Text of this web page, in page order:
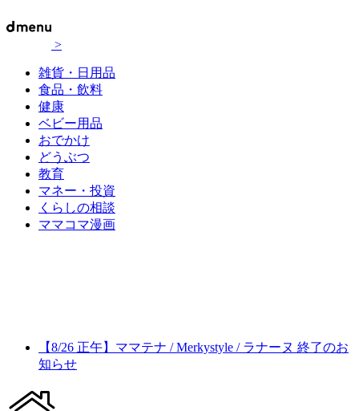
>
雑貨・日用品
食品・飲料
健康
ベビー用品
おでかけ
どうぶつ
教育
マネー・投資
くらしの相談
ママコマ漫画
【8/26 正午】ママテナ / Merkystyle / ラナーヌ 終了のお
知らせ